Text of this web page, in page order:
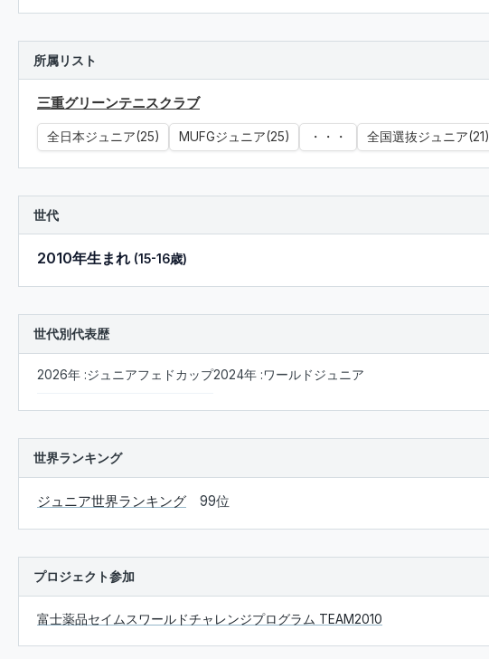
所属リスト
三重グリーンテニスクラブ
全日本ジュニア(25) MUFGジュニア(25) ・・・ 全国選抜ジュニア(21)
世代
2010年生まれ (15-16歳)
世代別代表歴
2026年 :ジュニアフェドカップ2024年 :ワールドジュニア
世界ランキング
ジュニア世界ランキング 99位
プロジェクト参加
富士薬品セイムスワールドチャレンジプログラム TEAM2010